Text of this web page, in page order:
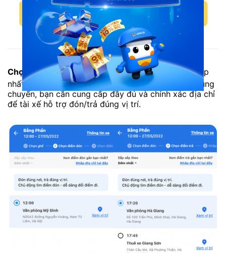
Chủ động chọn vị trí yêu thích
Chọn điểm đón/trả:Lựa chọn điểm đón/trả phù hợp
nhất với lịch trình của bạn. Nếu lựa chọn dịch vụ trung
chuyển, bạn cần cung cấp đầy đủ và chính xác địa chỉ
để tài xế hỗ trợ đón/trả đúng vị trí.